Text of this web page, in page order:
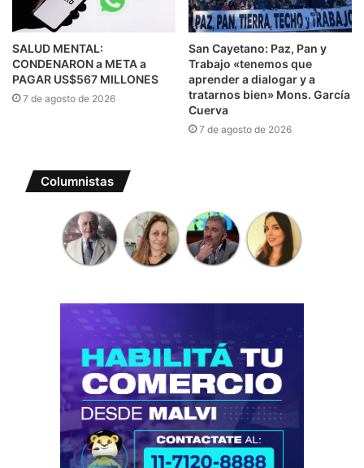
SALUD MENTAL:
CONDENARON a META a
PAGAR US$567 MILLONES
7 de agosto de 2026
San Cayetano: Paz, Pan y
Trabajo «tenemos que
aprender a dialogar y a
tratarnos bien» Mons. García
Cuerva
7 de agosto de 2026
Columnistas